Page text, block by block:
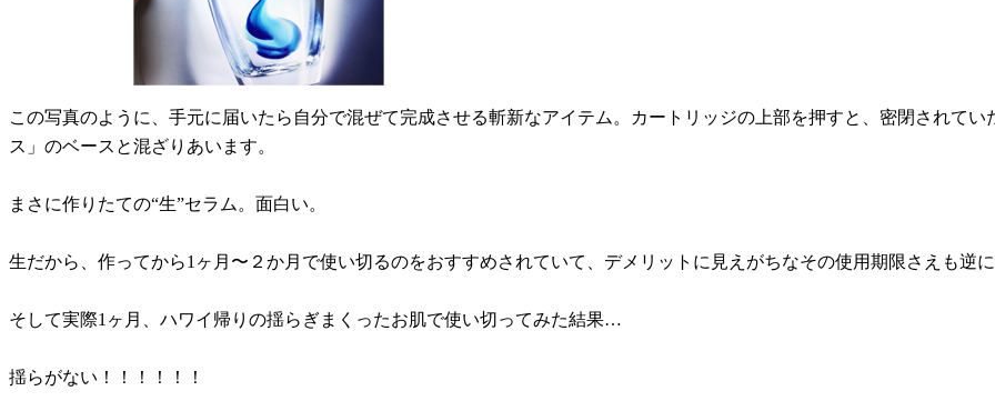
この写真のように、手元に届いたら自分で混ぜて完成させる斬新なアイテム。カートリッジの上部を押すと、密閉されて
ス」のベースと混ざりあいます。
まさに作りたての“生”セラム。面白い。
生だから、作ってから1ヶ月〜２か月で使い切るのをおすすめされていて、デメリットに見えがちなその使用期限さえも逆
そして実際1ヶ月、ハワイ帰りの揺らぎまくったお肌で使い切ってみた結果…
揺らがない！！！！！！